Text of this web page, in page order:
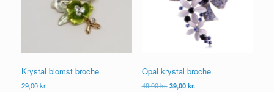
Krystal blomst broche
29,00kr.
Opal krystal broche
49,00kr. Den
39,00kr.Den